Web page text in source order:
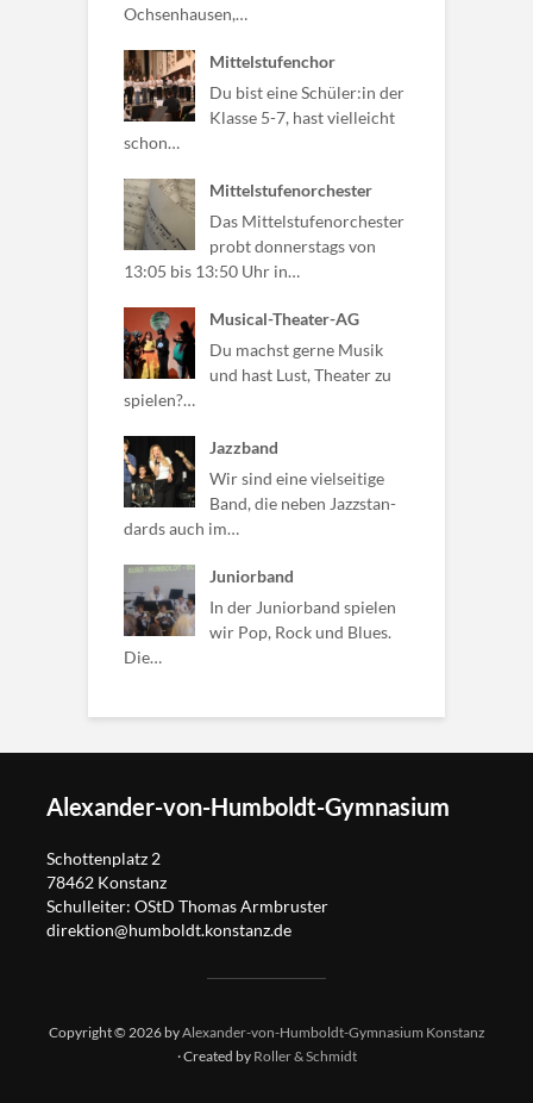
Ochsenhausen,…
Mittelstufenchor
Du bist eine Schüler:in der
Klasse 5-7, hast vielleicht
schon…
Mittelstufenorchester
Das Mittelstufenorchester
probt donnerstags von
13:05 bis 13:50 Uhr in…
Musical-Theater-AG
Du machst gerne Musik
und hast Lust, Theater zu
spielen?…
Jazzband
Wir sind eine vielseitige
Band, die neben Jazzstan-
dards auch im…
Juniorband
In der Juniorband spielen
wir Pop, Rock und Blues.
Die…
Alexander-von-Humboldt-Gymnasium
Schottenplatz 2
78462 Konstanz
Schulleiter: OStD Thomas Armbruster
direktion@humboldt.konstanz.de
Copyright © 2026 byAlexander-von-Humboldt-Gymnasium Konstanz
· Created by Roller & Schmidt